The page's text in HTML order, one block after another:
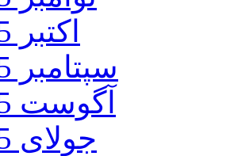
اکتبر 2015
سپتامبر 2015
آگوست 2015
جولای 2015